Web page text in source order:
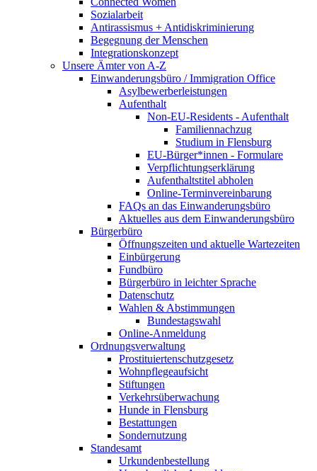
Sozialarbeit
Antirassismus + Antidiskriminierung
Begegnung der Menschen
Integrationskonzept
Unsere Ämter von A-Z
Einwanderungsbüro / Immigration Office
Asylbewerberleistungen
Aufenthalt
Non-EU-Residents - Aufenthalt
Familiennachzug
Studium in Flensburg
EU-Bürger*innen - Formulare
Verpflichtungserklärung
Aufenthaltstitel abholen
Online-Terminvereinbarung
FAQs an das Einwanderungsbüro
Aktuelles aus dem Einwanderungsbüro
Bürgerbüro
Öffnungszeiten und aktuelle Wartezeiten
Einbürgerung
Fundbüro
Bürgerbüro in leichter Sprache
Datenschutz
Wahlen & Abstimmungen
Bundestagswahl
Online-Anmeldung
Ordnungsverwaltung
Prostituiertenschutzgesetz
Wohnpflegeaufsicht
Stiftungen
Verkehrsüberwachung
Hunde in Flensburg
Bestattungen
Sondernutzung
Standesamt
Urkundenbestellung